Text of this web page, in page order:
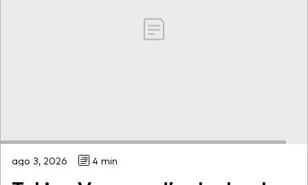
ago 3, 2026 4 min